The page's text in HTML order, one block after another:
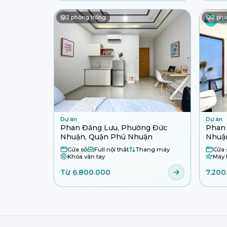
2 phòng trống
Dự án
Phan Đăng Lưu, Phường Đức
Nhuận, Quận Phú Nhuận
Cửa sổ Full nội thất
Thang máy
Khóa vân tay
Từ 6.800.000
2
Dự án
Cửa
Máy